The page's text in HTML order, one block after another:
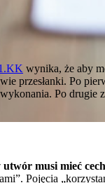
wynika, że aby
przesłanki. Po
Po drugie
utwór musi mieć
Pojęcia